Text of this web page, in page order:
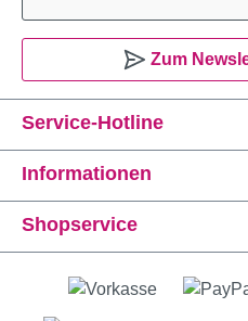
Service-Hotline
Informationen
Shopservice
Zum